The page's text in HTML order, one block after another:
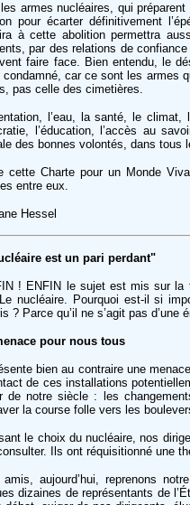
armes nucléaires, qui
pour écarter définitivement
à cette abolition permettra
par des relations de
faire face. Bien entendu, le
condamné, car ce sont les armes
pas celle des cimetières.
l’eau, la santé, le
l’éducation, l’accès au
des bonnes volontés, dans tous
cette Charte pour un Monde
entre eux.
Hessel
est un pari perdant"
! ENFIN le sujet est mis sur la
nucléaire. Pourquoi est-il si
? Parce qu’il ne s’agit pas d’une
pour nous tous
bien au contraire une
de ces installations
de notre siècle : les
la course folle vers les
le choix du nucléaire, nos
Ils ont réquisitionné une
amis, aujourd’hui, reprenons
dizaines de représentants de